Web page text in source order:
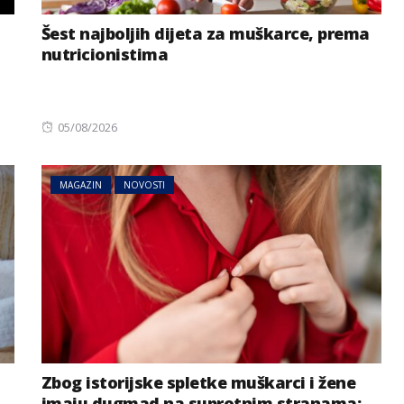
Šest najboljih dijeta za muškarce, prema
nutricionistima
Posted
05/08/2026
MAGAZIN NOVOSTI
Zbog istorijske spletke muškarci i žene